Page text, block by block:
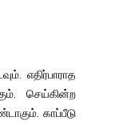
எதிர்பாராத
செய்கின்ற
காப்பீடு